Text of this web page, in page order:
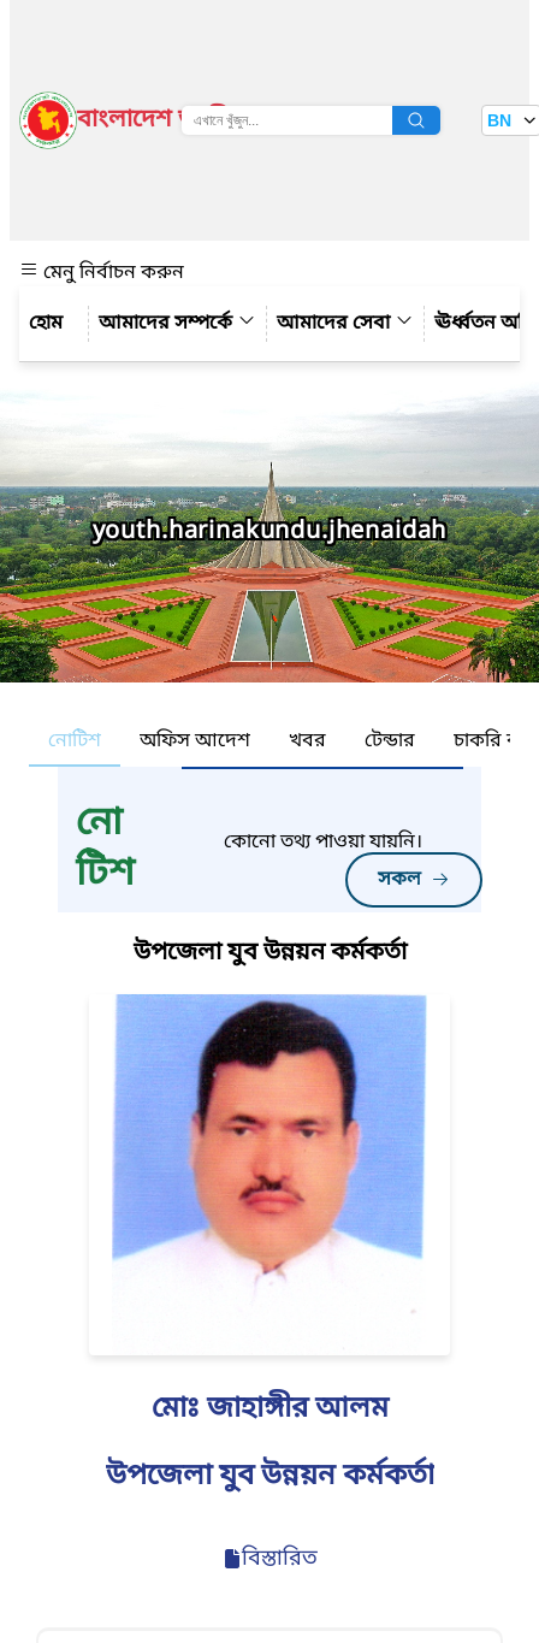
বাংলাদেশ জাতীয় তথ্য বাতায়ন BN
মেনু নির্বাচন করুন
আমাদের সম্পর্কে
আমাদের সেবা ঊর্ধ্বতন
youth.harinakundu.jhenaidah
নোটিশ অফিস আদেশ খবর টেন্ডার চাকরি
নো
টিশ
সকল
কোনো তথ্য পাওয়া যায়নি।
উপজেলা যুব উন্নয়ন কর্মকর্তা
মোঃ জাহাঙ্গীর আলম
উপজেলা যুব উন্নয়ন কর্মকর্তা
বিস্তারিত